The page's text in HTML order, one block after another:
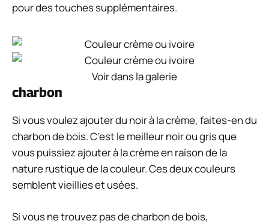
pour des touches supplémentaires.
Voir dans la galerie
charbon
Si vous voulez ajouter du noir à la crème, faites-en du
charbon de bois. C’est le meilleur noir ou gris que
vous puissiez ajouter à la crème en raison de la
nature rustique de la couleur. Ces deux couleurs
semblent vieillies et usées.
Si vous ne trouvez pas de charbon de bois,